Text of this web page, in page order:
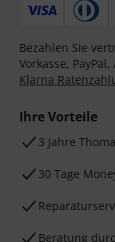
Bezahlen Sie
Vorkasse, PayPal,
Klarna
Ihre Vorteile
3 Jahre
30 Tage
Beratung